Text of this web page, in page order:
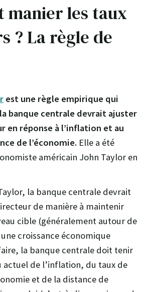
manier les taux
? La règle de
est une règle empirique qui
banque centrale devrait ajuster
en réponse à l’inflation et au
de l’économie. Elle a été
américain John Taylor en
la banque centrale devrait
de manière à maintenir
cible (généralement autour de
croissance économique
la banque centrale doit tenir
actuel de l’inflation, du taux de
et de la distance de